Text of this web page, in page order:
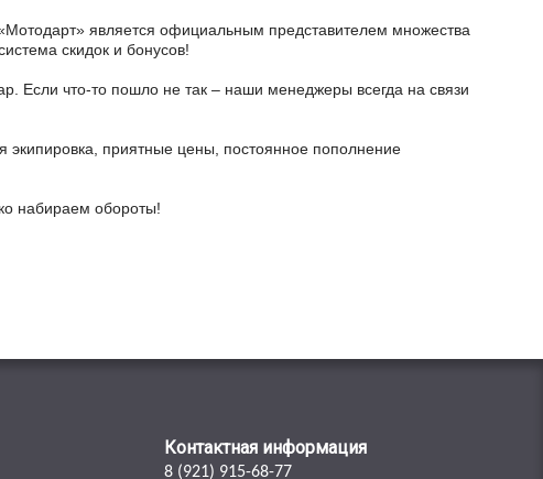
является официальным представителем множества
скидок и бонусов!
Если что-то пошло не так – наши менеджеры всегда на связи
приятные цены, постоянное пополнение
набираем обороты!
Контактная информация
8 (921) 915-68-77